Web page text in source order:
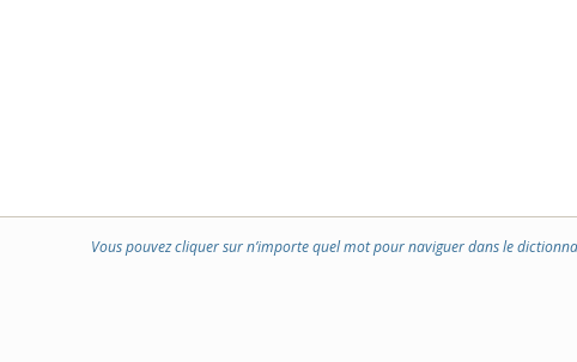
Vous pouvez cliquer sur n’importe quel mot pour naviguer dans le